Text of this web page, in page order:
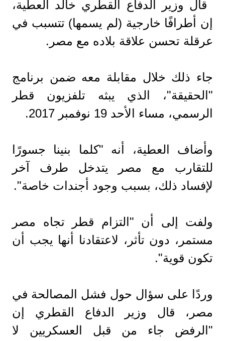
قال وزير الدفاع القطري خالد العطية،
إن أطرافًا خارجية (لم يسمها) تتسبب في
عرقلة تحسن علاقة بلاده مع مصر.
جاء ذلك خلال مقابلة معه ضمن برنامج
"الحقيقة"، الذي يبثه تلفزيون قطر
الرسمي، مساء الأحد 19 نوفمبر 2017.
وأضاف العطية، أنه "كلما بنينا جسورًا
للتقارب مع مصر يتدخل طرف آخر
لإفساد ذلك، بسبب وجود أجندات خاصة".
ولفت إلى أن "التزام قطر تجاه مصر
مستمر، دون تأثر، لاعتقادنا أنها يجب أن
تكون قوية".
وردًا على سؤال حول فشل المصالحة في
مصر، قال وزير الدفاع القطري إن
"الرفض جاء من قبل العسكريين لا